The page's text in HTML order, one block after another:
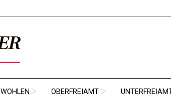
WOHLEN OBERFREIAMT